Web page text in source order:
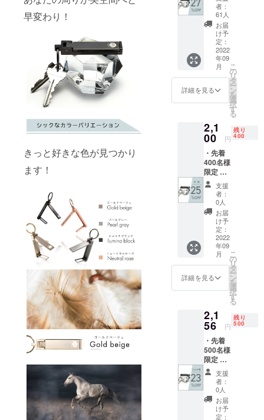
早変わり！
きっと好きな色が見つかり
ます！
ook #ス
マフッ
ク × 1点
・一般
販売予
定価
格：
2,800円
(税込)
・割引
率は税
込予定
格
(2,800
円)に対
するも
ので
す。 ・
※価格は
消費税
込・送
料込で
す。 ※
色は4色
からお
選びい
ただけ
ます。
※皆様の
率が向
上した
場合、
正規販
売価格
が販売
予定価
格より
下がる
可能性
もござ
者：
61人
お届
け予
定：
2022
年09
月
詳細を見る
こ
の
リ
タ
ー
ン
を
選
択
す
る
2,1
00 円
残り
400
・先着
400名様
限定 ・
smarth
ook #ス
マフッ
ク × 1点
・一般
販売予
定価
格：
2,800円
(税込)
・割引
率は税
込予定
格
(2,800
円)に対
するも
ので
す。 ・
※価格は
消費税
込・送
料込で
す。 ※
色は4色
支援
者：
0人
お届
け予
定：
2022
年09
月
詳細を見る
こ
の
リ
タ
ー
ン
を
選
択
す
る
2,1
56 円
残り
500
・先着
500名様
限定 ・
smarth
ook #ス
マフッ
ク × 1点
・一般
販売予
支援
者：
0人
お届
け予
定：